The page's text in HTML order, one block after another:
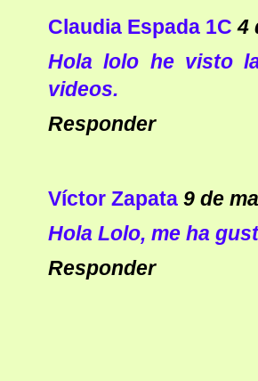
Claudia Espada 1C 4
Hola lolo he visto
videos.
Responder
Víctor Zapata 9 de
Hola Lolo, me ha
Responder